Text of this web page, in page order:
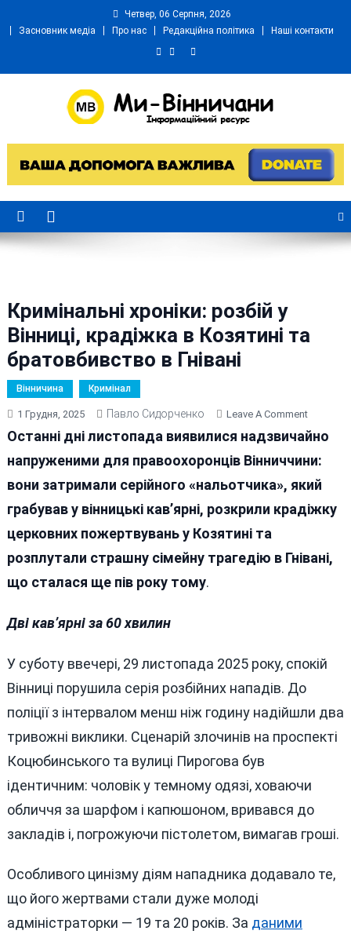
Четвер, 06 Серпня, 2026
Засновник медіа
Про нас Редакційна політика Наші контакти
Ми Вінничани
Кримінальні хроніки: розбій у
Вінниці, крадіжка в Козятині та
братовбивство в Гнівані
Вінничина Кримінал
1 Грудня, 2025 Павло Сидорченко Leave A CommentOn
Розбій
У
Вінниці,
Козятині
Останні дні листопада виявилися надзвичайно
напруженими для правоохоронців Вінниччини:
вони затримали серійного «нальотчика», який
грабував у вінницькі кав’ярні, розкрили крадіжку
церковних пожертвувань у Козятині та
розплутали страшну сімейну трагедію в Гнівані,
що сталася ще пів року тому.
Дві кав’ярні за 60 хвилин
У суботу ввечері, 29 листопада 2025 року, спокій
Вінниці порушила серія розбійних нападів. До
поліції з інтервалом менш ніж годину надійшли два
тривожні виклики. Сценарій злочинів на проспекті
Коцюбинського та вулиці Пирогова був
ідентичним: чоловік у темному одязі, ховаючи
обличчя за шарфом і капюшоном, вривався до
закладів і, погрожуючи пістолетом, вимагав гроші.
Особливого цинізму діям нападника додавало те,
що його жертвами стали дуже молоді
адміністраторки — 19 та 20 років. За даними